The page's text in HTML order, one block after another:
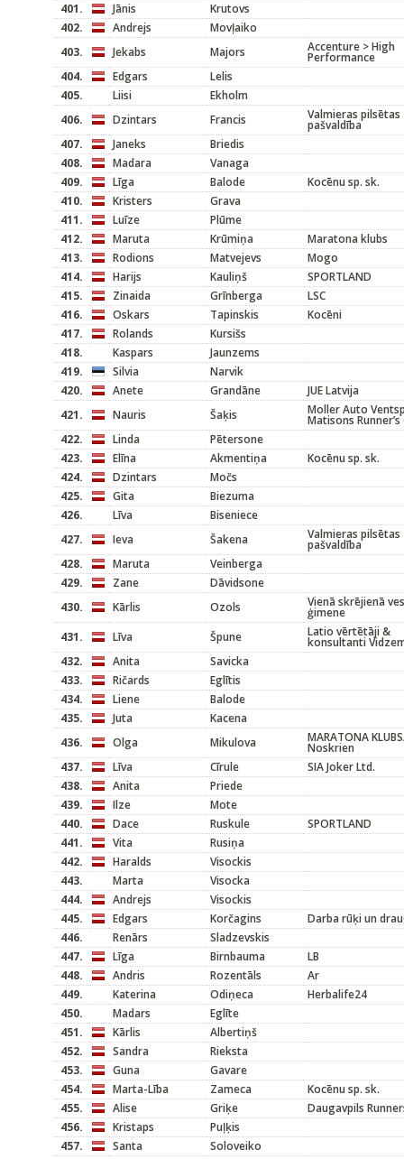
401.
Jānis
Krutovs
402.
Andrejs
Movļaiko
403.
Jekabs Majors Accenture > High
Performance
404.
Edgars
Lelis
405.
Liisi
Ekholm
406.
Dzintars Francis Valmieras pilsētas
pašvaldība
407.
Janeks
Briedis
408.
Madara
Vanaga
409.
Līga Balode
Kocēnu sp. sk.
410.
Kristers
Grava
411.
Luīze
Plūme
412.
Maruta Krūmiņa
Maratona klubs
413.
Rodions Matvejevs
Mogo
414.
Harijs Kauliņš
SPORTLAND
415.
Zinaida Grīnberga
LSC
416.
Oskars Tapinskis
Kocēni
417.
Rolands
Kursišs
418.
Kaspars
Jaunzems
419.
Silvia
Narvik
420.
Anete Grandāne
JUE Latvija
421.
Nauris Šaķis Moller Auto
Matisons Runner’s
422.
Linda
Pētersone
423.
Elīna Akmentiņa
Kocēnu sp. sk.
424.
Dzintars
Močs
425.
Gita
Biezuma
426.
Līva
Biseniece
427.
Ieva Šakena Valmieras pilsētas
pašvaldība
428.
Maruta
Veinberga
429.
Zane
Dāvidsone
430.
Kārlis Ozols Vienā skrējienā
ģimene
431.
Līva Špune Latio vērtētāji &
konsultanti
432.
Anita
Savicka
433.
Ričards
Eglītis
434.
Liene
Balode
435.
Juta
Kacena
436.
Olga Mikulova MARATONA
Noskrien
437.
Līva Cīrule
SIA Joker Ltd.
438.
Anita
Priede
439.
Ilze
Mote
440.
Dace Ruskule
SPORTLAND
441.
Vita
Rusiņa
442.
Haralds
Visockis
443.
Marta
Visocka
444.
Andrejs
Visockis
445.
Edgars Korčagins
Darba rūķi un
446.
Renārs
Sladzevskis
447.
Līga Birnbauma
LB
448.
Andris Rozentāls
Ar
449.
Katerina Odiņeca
Herbalife24
450.
Madars
Eglīte
451.
Kārlis
Albertiņš
452.
Sandra
Rieksta
453.
Guna
Gavare
454.
Marta-Lība Zameca
Kocēnu sp. sk.
455.
Alise Griķe
Daugavpils
456.
Kristaps
Puļķis
457.
Santa
Soloveiko